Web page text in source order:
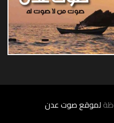
لموقع صوت عدن